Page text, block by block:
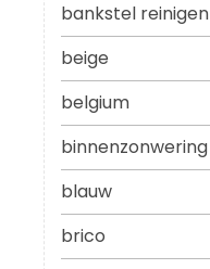
bankstel reinigen
beige
belgium
binnenzonwering
blauw
brico